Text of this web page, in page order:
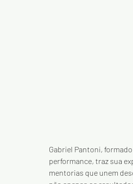
Gabriel Pantoni,
performance, traz sua
mentorias que unem